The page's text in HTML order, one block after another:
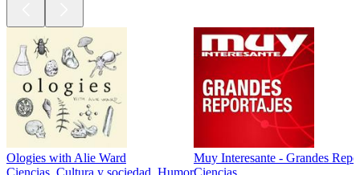
Ologies with Alie Ward
Muy Interesante - Grandes